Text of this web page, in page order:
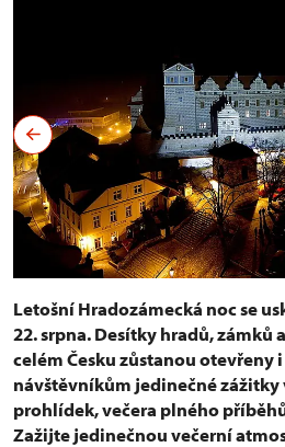
Letošní Hradozámecká noc se
22. srpna. Desítky hradů, zámků
celém Česku zůstanou otevřeny
návštěvníkům jedinečné
prohlídek, večera plného
Zažijte jedinečnou večerní